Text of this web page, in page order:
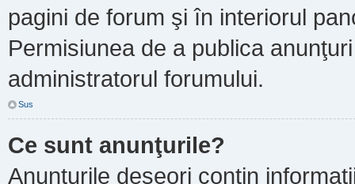
pagini de forum şi în interiorul
Permisiunea de a publica
administratorul forumului.
Sus
Ce sunt anunţurile?
Anunţurile deseori conţin